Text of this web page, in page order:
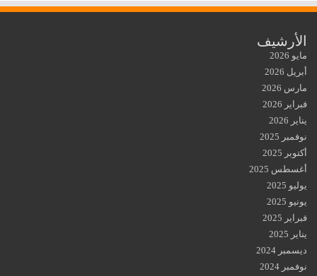
الأرشيف
مايو 2026
أبريل 2026
مارس 2026
فبراير 2026
يناير 2026
نوفمبر 2025
أكتوبر 2025
أغسطس 2025
يوليو 2025
يونيو 2025
فبراير 2025
يناير 2025
ديسمبر 2024
نوفمبر 2024